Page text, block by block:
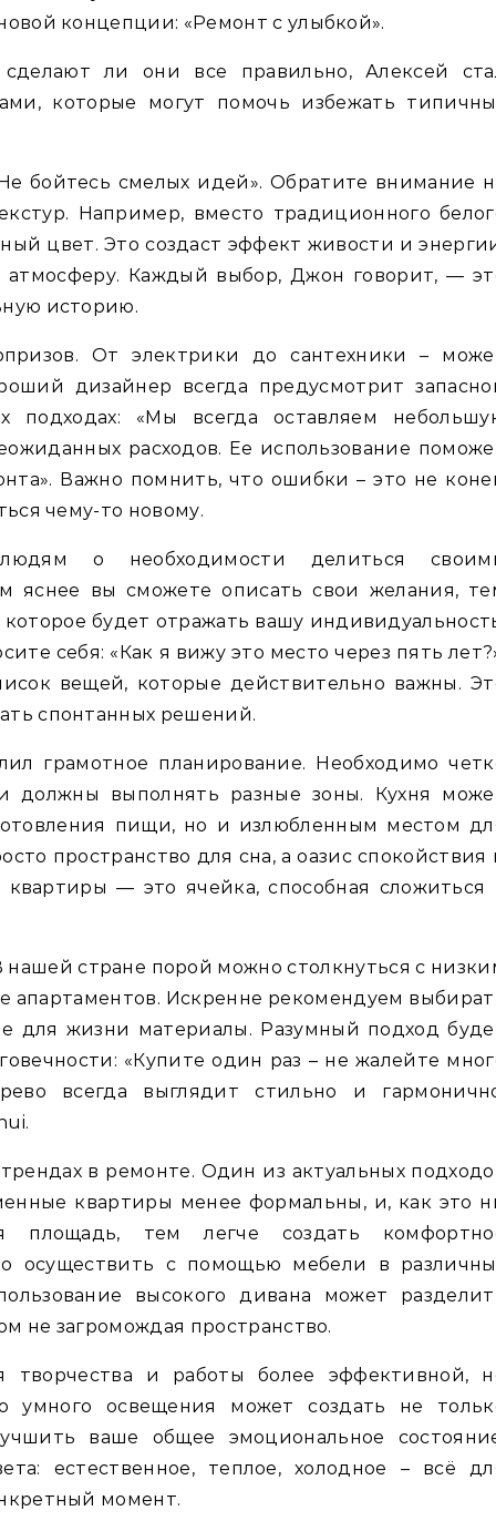
концепции: «Ремонт с улыбкой».
ли они все правильно, Алексей
которые могут помочь избежать
бойтесь смелых идей». Обратите внимание
Например, вместо традиционного
цвет. Это создаст эффект живости и
атмосферу. Каждый выбор, Джон говорит, —
историю.
От электрики до сантехники –
дизайнер всегда предусмотрит
подходах: «Мы всегда оставляем
расходов. Ее использование
Важно помнить, что ошибки – это не
чему-то новому.
о необходимости делиться
яснее вы сможете описать свои желания,
которое будет отражать вашу
себя: «Как я вижу это место через пять
вещей, которые действительно важны.
спонтанных решений.
грамотное планирование. Необходимо
должны выполнять разные зоны. Кухня
пищи, но и излюбленным местом
пространство для сна, а оазис спокойствия
— это ячейка, способная сложиться
нашей стране порой можно столкнуться с
апартаментов. Искренне рекомендуем
для жизни материалы. Разумный подход
«Купите один раз – не жалейте
всегда выглядит стильно и
в ремонте. Один из актуальных
квартиры менее формальны, и, как это
площадь, тем легче создать
осуществить с помощью мебели в
высокого дивана может
не загромождая пространство.
и работы более эффективной,
умного освещения может создать не
ваше общее эмоциональное
естественное, теплое, холодное – всё
момент.